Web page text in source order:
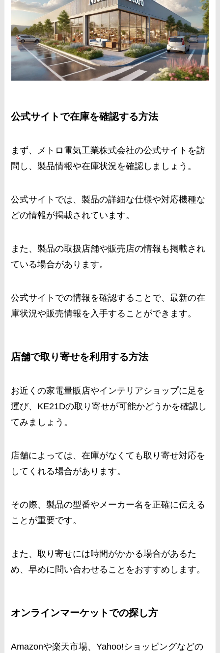
公式サイトで在庫を確認する方法
まず、メトロ電気工業株式会社の公式サイトを訪
問し、製品情報や在庫状況を確認しましょう。
公式サイトでは、製品の詳細な仕様や対応機種な
どの情報が掲載されています。
また、製品の取扱店舗や販売店の情報も掲載され
ている場合があります。
公式サイトでの情報を確認することで、最新の在
庫状況や販売情報を入手することができます。
店舗で取り寄せを利用する方法
お近くの家電量販店やインテリアショップに足を
運び、KE21Dの取り寄せが可能かどうかを確認し
てみましょう。
店舗によっては、在庫がなくても取り寄せ対応を
してくれる場合があります。
その際、製品の型番やメーカー名を正確に伝える
ことが重要です。
また、取り寄せには時間がかかる場合があるた
め、早めに問い合わせることをおすすめします。
オンラインマーケットでの探し方
Amazonや楽天市場、Yahoo!ショッピングなどの